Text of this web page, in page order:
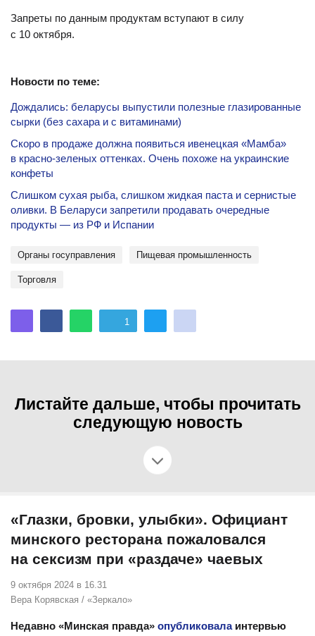
Запреты по данным продуктам вступают в силу
с 10 октября.
Новости по теме:
Дождались: беларусы выпустили полезные глазированные
сырки (без сахара и с витаминами)
Скоро в продаже должна появиться ивенецкая «Мамба»
в красно-зеленых оттенках. Очень похоже на украинские
конфеты
Слишком сухая рыба, слишком жидкая паста и сернистые
оливки. В Беларуси запретили продавать очередные
продукты — из РФ и Испании
органы госуправления пищевая промышленность
торговля
1
Листайте дальше, чтобы прочитать
следующую новость